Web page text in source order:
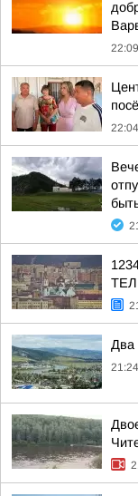
22:09
22:04
Два
21:24